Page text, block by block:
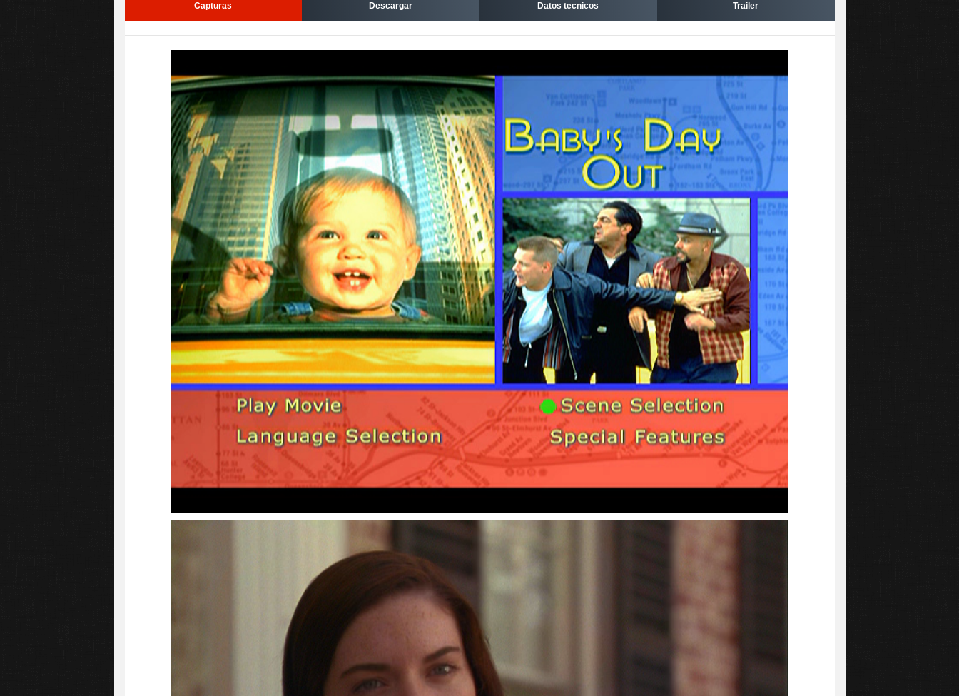
Capturas Descargar Datos tecnicos Trailer